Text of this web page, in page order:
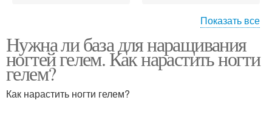
Базы для ногтей База на типсы
Показать все
Нужна ли база для наращивания
ногтей гелем. Как нарастить ногти
гелем?
Как нарастить ногти гелем?